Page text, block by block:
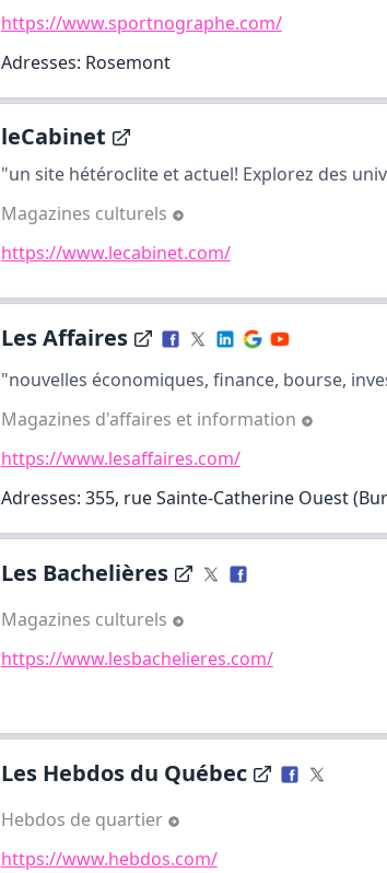
https://www.sportnographe.com/
Adresses: Rosemont
leCabinet
"un site hétéroclite et actuel! Explorez des
Magazines culturels
https://www.lecabinet.com/
Les Affaires
"nouvelles économiques, finance, bourse,
Magazines d'affaires et information
https://www.lesaffaires.com/
Adresses: 355, rue Sainte-Catherine Ouest
Les Bachelières
Magazines culturels
https://www.lesbachelieres.com/
Les Hebdos du Québec
Hebdos de quartier
https://www.hebdos.com/